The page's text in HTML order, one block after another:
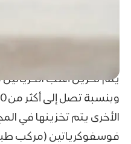
يتم تخزين أغلب
الأخرى يتم تخزينها في
فوسفوكرياتين (مركب